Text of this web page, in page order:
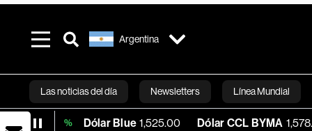
Argentina
Las noticias del día Newsletters Línea Mundial
Bloomberg
Dólar Blue 1,525.00 Dólar CCL BYMA 1,578.74 BTC/